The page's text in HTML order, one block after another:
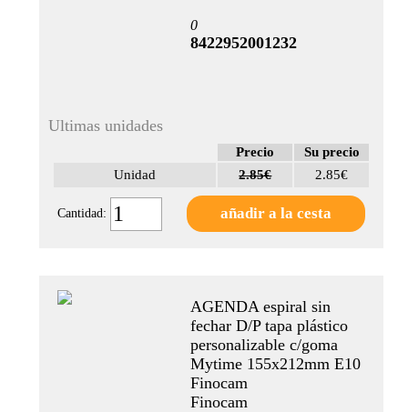
0
8422952001232
Ultimas unidades
Precio
Su precio
Unidad
2.85€ 2.85€
Cantidad:
AGENDA espiral sin
fechar D/P tapa plástico
personalizable c/goma
Mytime 155x212mm E10
Finocam
Finocam